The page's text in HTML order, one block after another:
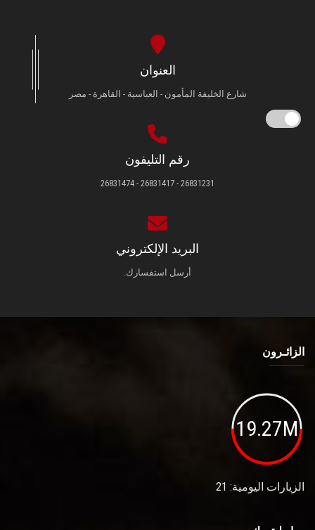
العنوان
شارع الخليفة المأمون - العباسية - القاهرة - مصر
رقم التليفون
26831231 - 26831417 - 26831474
البريد الإلكتروني
أرسل استفسارك.
الزائـرون
19.27M
الزيارات اليومية: 21